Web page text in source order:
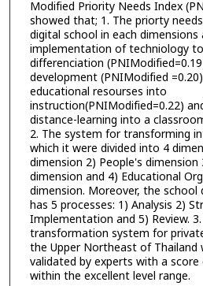
Modified Priority Needs Index
showed that; 1. The priorty
digital school in each dimensions
implementation of techniology
differenciation
development (PNIModified
educational resourses into
instruction(PNIModified=0.22)
distance-learning into a
2. The system for transforming
which it were divided into 4
dimension 2) People's
dimension and 4) Educational
dimension. Moreover, the
has 5 processes: 1) Analysis 2)
Implementation and 5) Review.
transformation system for
the Upper Northeast of Thailand
validated by experts with a score
within the excellent level range.